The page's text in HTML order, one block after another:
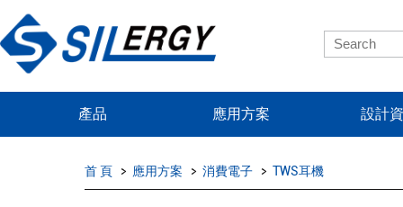
產品 應用方案 設計
首 頁 應用方案 消費電子 TWS耳機